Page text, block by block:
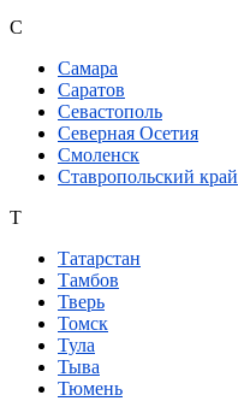
С
Самара
Саратов
Севастополь
Северная Осетия
Смоленск
Ставропольский край
Т
Татарстан
Тамбов
Тверь
Томск
Тула
Тыва
Тюмень